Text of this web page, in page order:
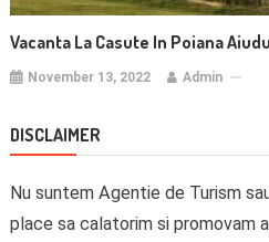
Vacanta La Casute In Poiana
November 13, 2022 Admin
DISCLAIMER
Nu suntem Agentie de Turism
place sa calatorim si promovam